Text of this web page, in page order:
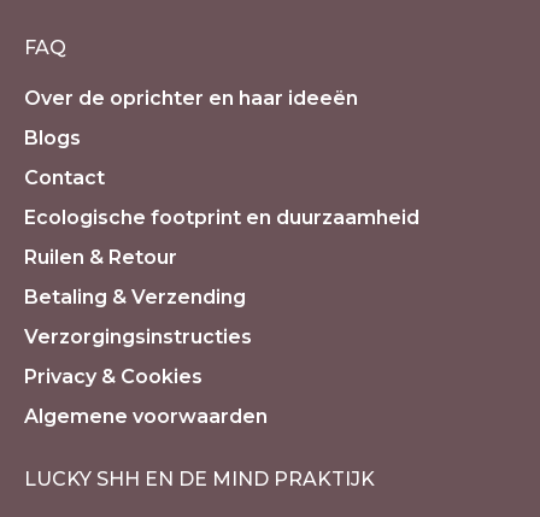
FAQ
Over de oprichter en haar ideeën
Blogs
Contact
Ecologische footprint en duurzaamheid
Ruilen & Retour
Betaling & Verzending
Verzorgingsinstructies
Privacy & Cookies
Algemene voorwaarden
LUCKY SHH EN DE MIND PRAKTIJK